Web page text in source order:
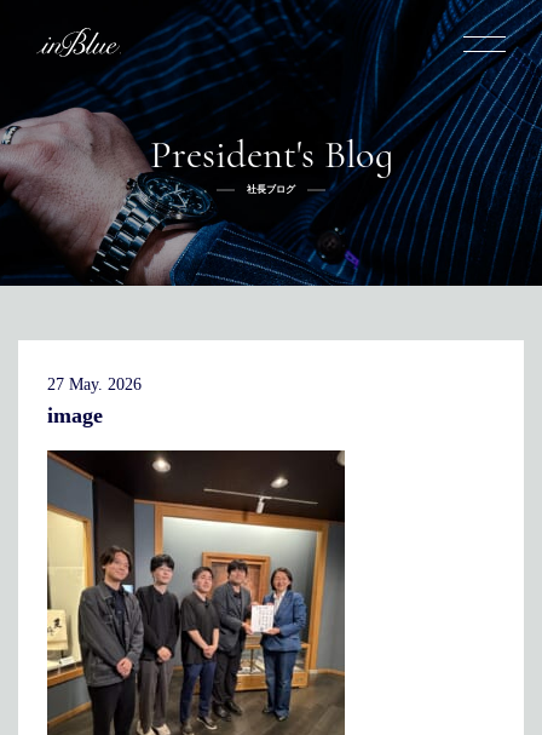
inBlueについて
inBlueの強み ヒストリー
Q&A
オーダー方法
ふるさと納税
リボーン
ニュース インタビュー
社長ブログ スタッフブログ
メディア掲載
新卒採用 店舗概要
アクセス
代表メッセージ
JP EN
President's Blog
社長ブログ
27 May. 2026
image